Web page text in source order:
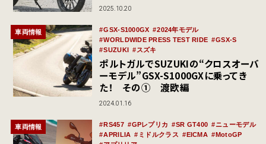
2025.10.20
車両情報 GSX-S1000GX
2024年モデル
WORLDWIDE PRESS TEST RIDE
GSX-S
SUZUKI
スズキ
ポルトガルでSUZUKIの“クロスオーバ
ーモデル”GSX-S1000GXに乗ってき
た！ その① 渡欧編
2024.01.16
車両情報 RS457 GPレプリカ SR GT400
ニューモデル
APRILIA
ミドルクラス EICMA
MotoGP